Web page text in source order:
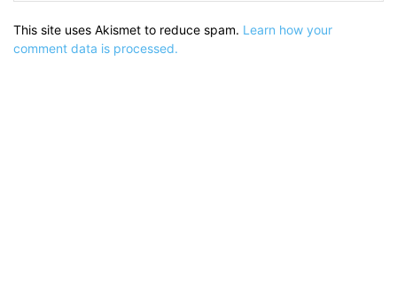
This site uses Akismet to reduce spam. Learn how your
comment data is processed.